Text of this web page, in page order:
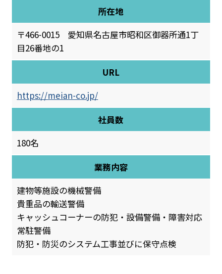
所在地
〒466-0015 愛知県名古屋市昭和区御器所通1丁
目26番地の1
URL
https://meian-co.jp/
社員数
180名
業務内容
建物等施設の機械警備
貴重品の輸送警備
キャッシュコーナーの防犯・設備警備・障害対応
常駐警備
防犯・防災のシステム工事並びに保守点検